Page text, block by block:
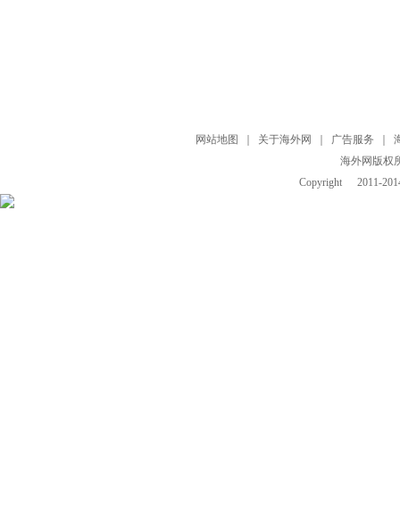
网站地图 关于海外网 广告服务
海外网版权
Copyright
2011-